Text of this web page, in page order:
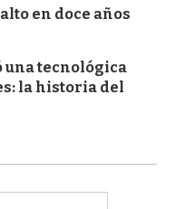
en doce años
una tecnológica
la historia del